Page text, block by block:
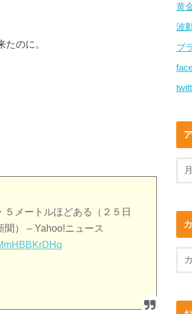
のに。
メートルほどある（２５日
） – Yahoo!ニュース
黄
波
プ